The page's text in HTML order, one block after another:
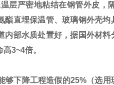
层严密地粘结在钢管外皮，
直埋保温管、玻璃钢外壳
部水质处置好，据国外材
3~4倍。
下降工程造假的25%（选